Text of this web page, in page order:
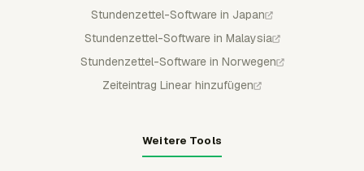
Stundenzettel-Software in Japan
Stundenzettel-Software in Malaysia
Stundenzettel-Software in Norwegen
Zeiteintrag Linear hinzufügen
Weitere Tools